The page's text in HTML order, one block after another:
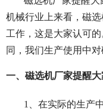
机械行业上来看，磁
工作，这是大家认可
同，我们生产使用中
一、磁选机厂家提醒
1、在实际的生产